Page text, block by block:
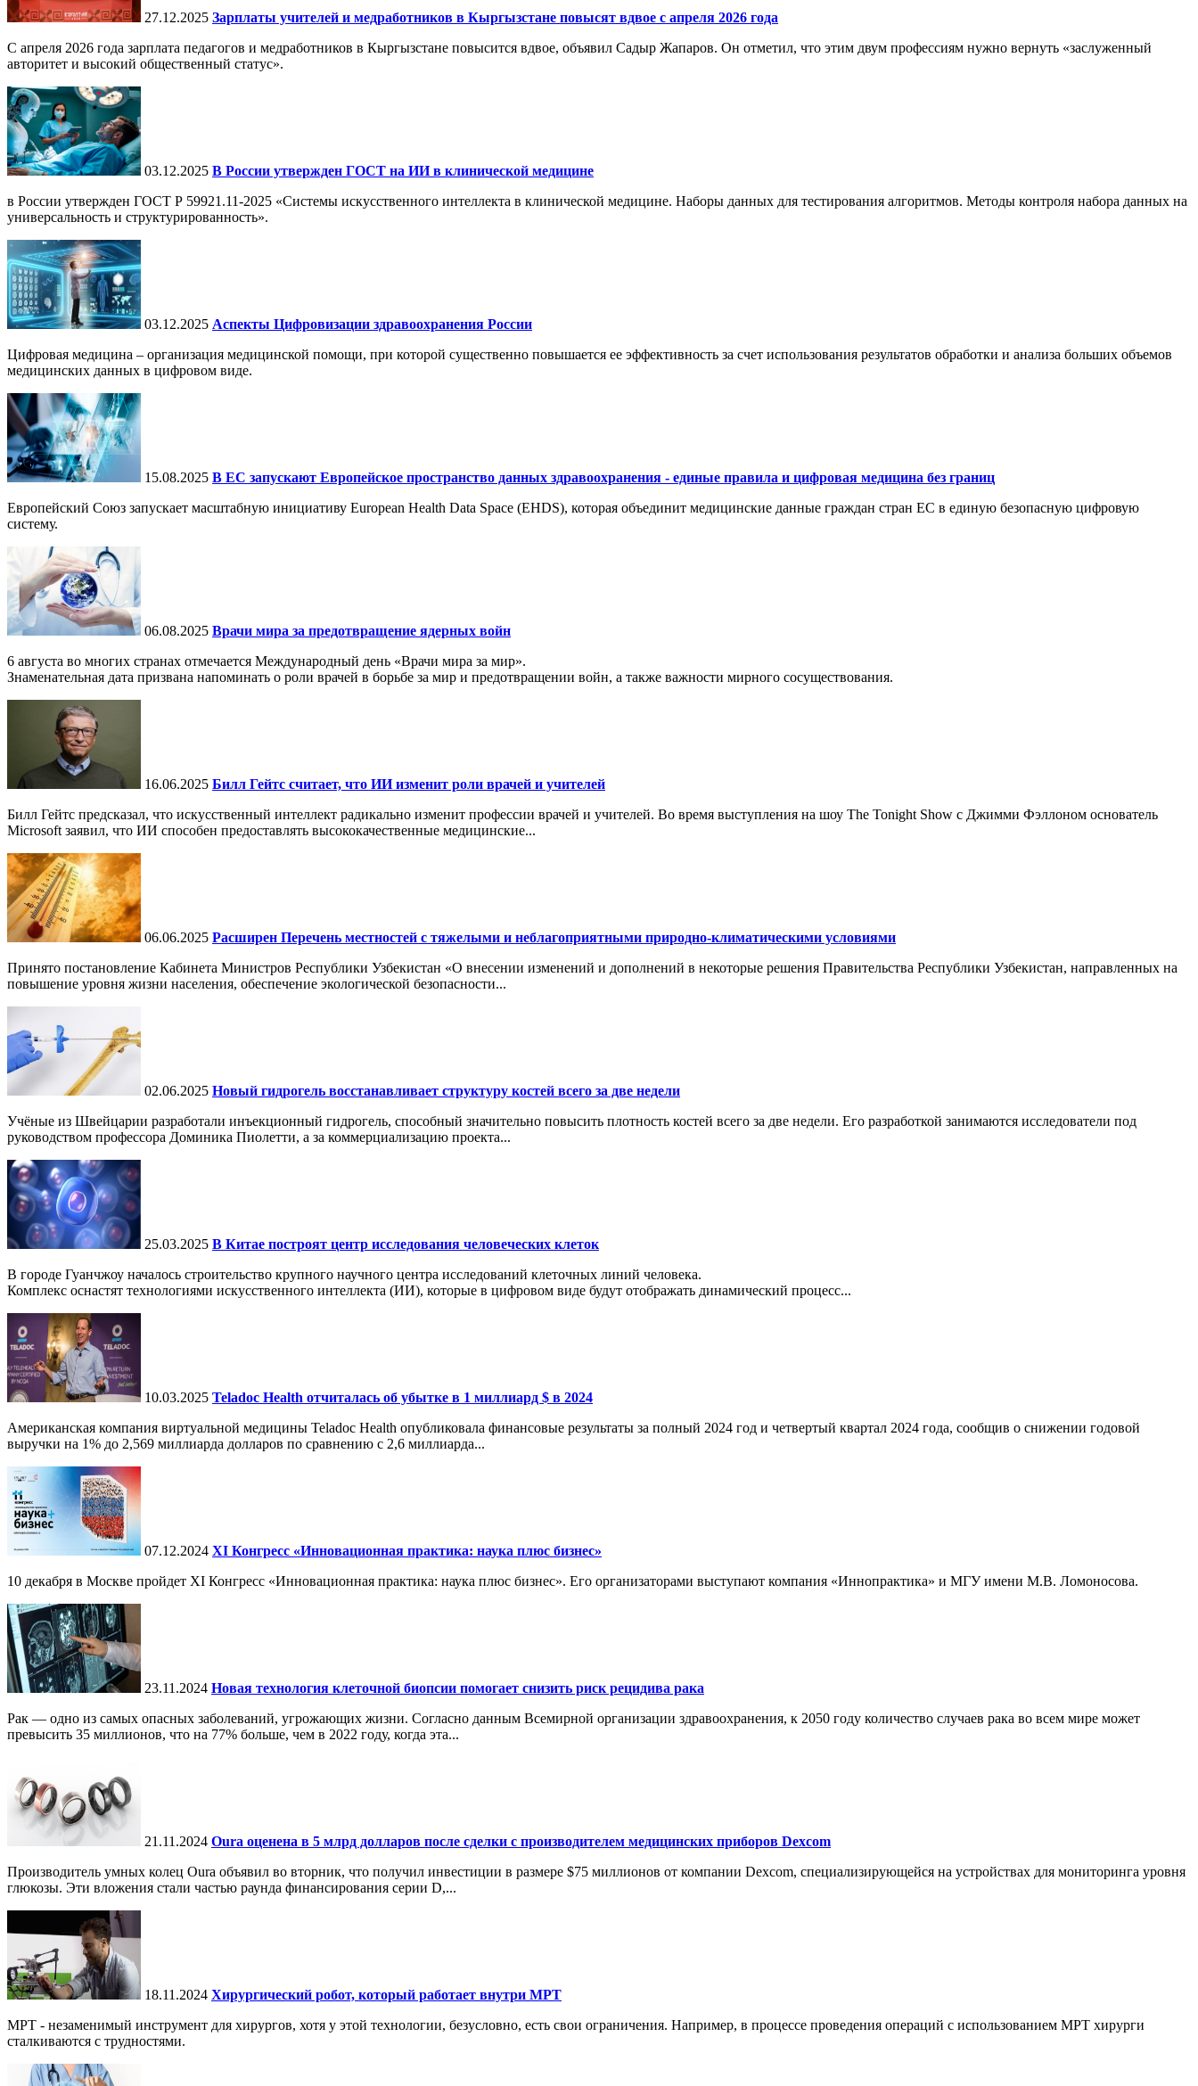
27.12.2025 Зарплаты учителей и медработников в Кыргызстане повысят вдвое с апреля 2026 года
С апреля 2026 года зарплата педагогов и медработников в Кыргызстане повысится вдвое, объявил Садыр Жапаров. Он отметил, что этим двум профессиям нужно вернуть «заслуженный
авторитет и высокий общественный статус».
03.12.2025 В России утвержден ГОСТ на ИИ в клинической медицине
в России утвержден ГОСТ Р 59921.11-2025 «Системы искусственного интеллекта в клинической медицине. Наборы данных для тестирования алгоритмов. Методы контроля набора данных на
универсальность и структурированность».
03.12.2025 Аспекты Цифровизации здравоохранения России
Цифровая медицина – организация медицинской помощи, при которой существенно повышается ее эффективность за счет использования результатов обработки и анализа больших объемов
медицинских данных в цифровом виде.
15.08.2025 В ЕС запускают Европейское пространство данных здравоохранения - единые правила и цифровая медицина без границ
Европейский Союз запускает масштабную инициативу European Health Data Space (EHDS), которая объединит медицинские данные граждан стран ЕС в единую безопасную цифровую
систему.
06.08.2025 Врачи мира за предотвращение ядерных войн
6 августа во многих странах отмечается Международный день «Врачи мира за мир».
Знаменательная дата призвана напоминать о роли врачей в борьбе за мир и предотвращении войн, а также важности мирного сосуществования.
16.06.2025 Билл Гейтс считает, что ИИ изменит роли врачей и учителей
Билл Гейтс предсказал, что искусственный интеллект радикально изменит профессии врачей и учителей. Во время выступления на шоу The Tonight Show с Джимми Фэллоном основатель
Microsoft заявил, что ИИ способен предоставлять высококачественные медицинские...
06.06.2025 Расширен Перечень местностей с тяжелыми и неблагоприятными природно-климатическими условиями
Принято постановление Кабинета Министров Республики Узбекистан «О внесении изменений и дополнений в некоторые решения Правительства Республики Узбекистан, направленных на
повышение уровня жизни населения, обеспечение экологической безопасности...
02.06.2025 Новый гидрогель восстанавливает структуру костей всего за две недели
Учёные из Швейцарии разработали инъекционный гидрогель, способный значительно повысить плотность костей всего за две недели. Его разработкой занимаются исследователи под
руководством профессора Доминика Пиолетти, а за коммерциализацию проекта...
25.03.2025 В Китае построят центр исследования человеческих клеток
В городе Гуанчжоу началось строительство крупного научного центра исследований клеточных линий человека.
Комплекс оснастят технологиями искусственного интеллекта (ИИ), которые в цифровом виде будут отображать динамический процесс...
10.03.2025 Teladoc Health отчиталась об убытке в 1 миллиард $ в 2024
Американская компания виртуальной медицины Teladoc Health опубликовала финансовые результаты за полный 2024 год и четвертый квартал 2024 года, сообщив о снижении годовой
выручки на 1% до 2,569 миллиарда долларов по сравнению с 2,6 миллиарда...
07.12.2024 ХI Конгресс «Инновационная практика: наука плюс бизнес»
10 декабря в Москве пройдет XI Конгресс «Инновационная практика: наука плюс бизнес». Его организаторами выступают компания «Иннопрактика» и МГУ имени М.В. Ломоносова.
23.11.2024 Новая технология клеточной биопсии помогает снизить риск рецидива рака
Рак — одно из самых опасных заболеваний, угрожающих жизни. Согласно данным Всемирной организации здравоохранения, к 2050 году количество случаев рака во всем мире может
превысить 35 миллионов, что на 77% больше, чем в 2022 году, когда эта...
21.11.2024 Oura оценена в 5 млрд долларов после сделки с производителем медицинских приборов Dexcom
Производитель умных колец Oura объявил во вторник, что получил инвестиции в размере $75 миллионов от компании Dexcom, специализирующейся на устройствах для мониторинга уровня
глюкозы. Эти вложения стали частью раунда финансирования серии D,...
18.11.2024 Хирургический робот, который работает внутри МРТ
МРТ - незаменимый инструмент для хирургов, хотя у этой технологии, безусловно, есть свои ограничения. Например, в процессе проведения операций с использованием МРТ хирурги
сталкиваются с трудностями.